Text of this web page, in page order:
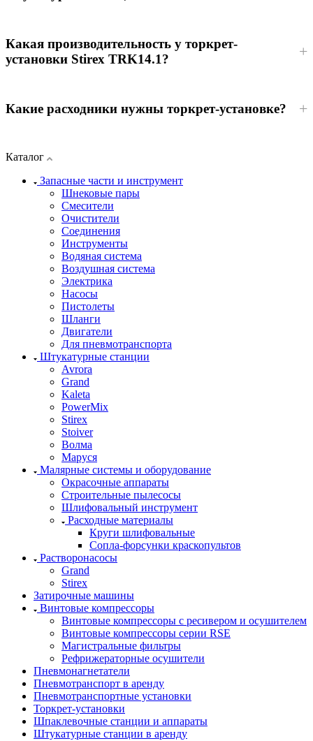
Какая производительность у торкрет-
установки Stirex TRK14.1?
Какие расходники нужны торкрет-установке?
Каталог
Запасные части и инструмент
Шнековые пары
Смесители
Очистители
Соединения
Инструменты
Водяная система
Воздушная система
Электрика
Насосы
Пистолеты
Шланги
Двигатели
Для пневмотранспорта
Штукатурные станции
Avrora
Grand
Kaleta
PowerMix
Stirex
Stoiver
Волма
Маруся
Малярные системы и оборудование
Окрасочные аппараты
Строительные пылесосы
Шлифовальный инструмент
Расходные материалы
Круги шлифовальные
Сопла-форсунки краскопультов
Растворонасосы
Grand
Stirex
Затирочные машины
Винтовые компрессоры
Винтовые компрессоры с ресивером и осушителем
Винтовые компрессоры серии RSE
Магистральные фильтры
Рефрижераторные осушители
Пневмонагнетатели
Пневмотранспорт в аренду
Пневмотранспортные установки
Торкрет-установки
Шпаклевочные станции и аппараты
Штукатурные станции в аренду